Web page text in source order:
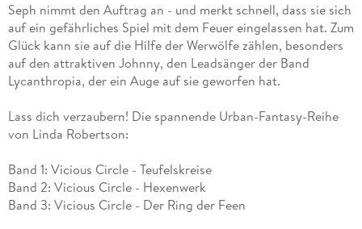
Seph nimmt den Auftrag an - und merkt schnell, dass sie sich
auf ein gefährliches Spiel mit dem Feuer eingelassen hat. Zum
Glück kann sie auf die Hilfe der Werwölfe zählen, besonders
auf den attraktiven Johnny, den Leadsänger der Band
Lycanthropia, der ein Auge auf sie geworfen hat.
Lass dich verzaubern! Die spannende Urban-Fantasy-Reihe
von Linda Robertson:
Band 1: Vicious Circle - Teufelskreise
Band 2: Vicious Circle - Hexenwerk
Band 3: Vicious Circle - Der Ring der Feen